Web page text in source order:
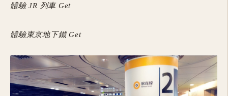
體驗 JR 列車 Get
體驗東京地下鐵 Get